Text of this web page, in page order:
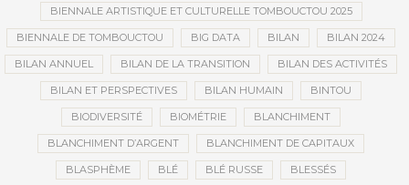
BIENNALE ARTISTIQUE ET CULTURELLE TOMBOUCTOU 2025
BIENNALE DE TOMBOUCTOU BIG DATA BILAN BILAN 2024
BILAN ANNUEL BILAN DE LA TRANSITION BILAN DES ACTIVITÉS
BILAN ET PERSPECTIVES BILAN HUMAIN BINTOU
BIODIVERSITÉ BIOMÉTRIE BLANCHIMENT
BLANCHIMENT D’ARGENT BLANCHIMENT DE CAPITAUX
BLASPHÈME BLÉ BLÉ RUSSE BLESSÉS